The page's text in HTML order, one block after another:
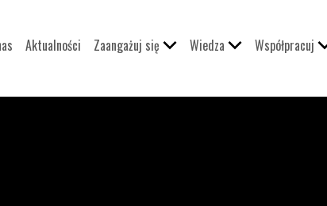
Aktualności Zaangażuj się Wiedza Współpracuj